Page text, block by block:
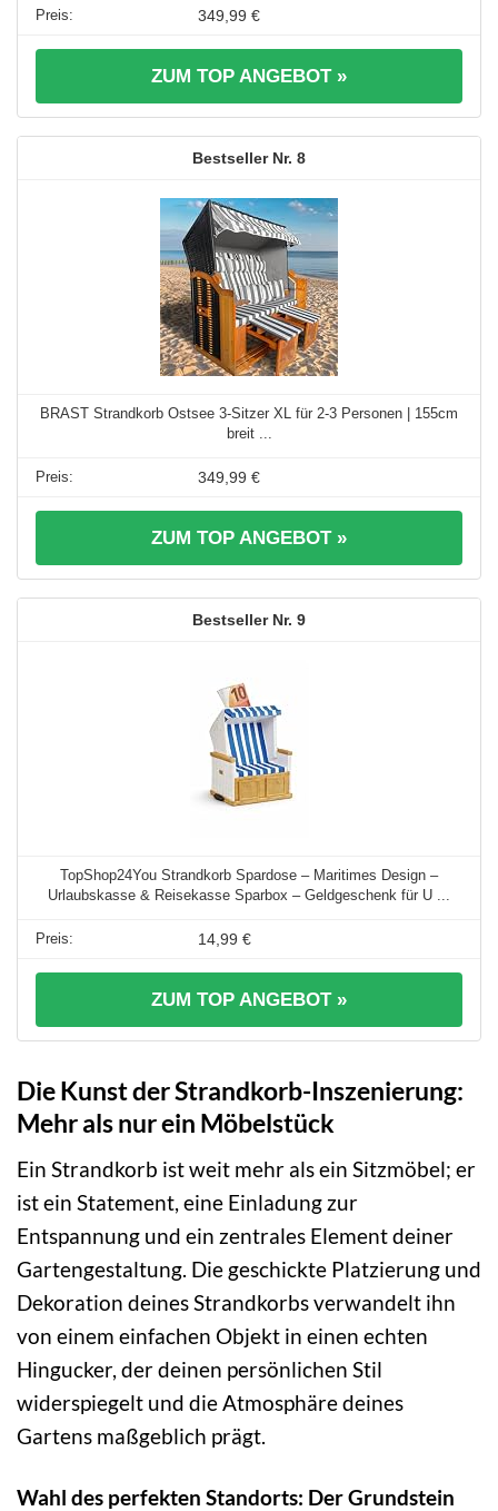
349,99 €
ZUM TOP ANGEBOT »
8
BRAST Strandkorb Ostsee 3-Sitzer XL für 2-3 Personen | 155cm
breit ...
349,99 €
ZUM TOP ANGEBOT »
9
TopShop24You Strandkorb Spardose – Maritimes Design –
Urlaubskasse & Reisekasse Sparbox – Geldgeschenk für U ...
14,99 €
ZUM TOP ANGEBOT »
Die Kunst der Strandkorb-Inszenierung:
Mehr als nur ein Möbelstück
Ein Strandkorb ist weit mehr als ein Sitzmöbel; er
ist ein Statement, eine Einladung zur
Entspannung und ein zentrales Element deiner
Gartengestaltung. Die geschickte Platzierung und
Dekoration deines Strandkorbs verwandelt ihn
von einem einfachen Objekt in einen echten
Hingucker, der deinen persönlichen Stil
widerspiegelt und die Atmosphäre deines
Gartens maßgeblich prägt.
Wahl des perfekten Standorts: Der Grundstein